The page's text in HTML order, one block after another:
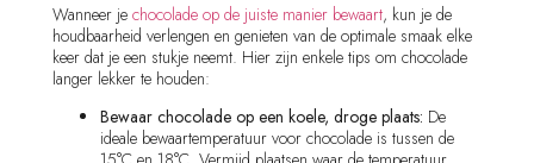
Wanneer jechocolade op de juiste manier bewaart, kun je de
houdbaarheid verlengen en genieten van de optimale smaak elke
keer dat je een stukje neemt. Hier zijn enkele tips om chocolade
langer lekker te houden:
Bewaar chocolade op een koele, droge plaats: De
ideale bewaartemperatuur voor chocolade is tussen de